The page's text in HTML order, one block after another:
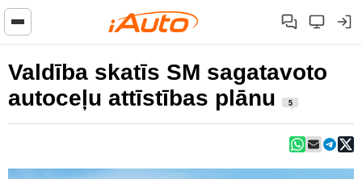
Valdība skatīs SM sagatavoto
autoceļu attīstības plānu
5